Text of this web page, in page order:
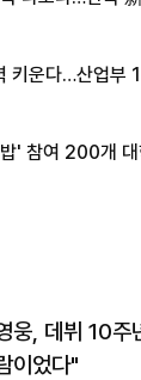
키운다…산업부
' 참여 200개 대
웅, 데뷔 10
이었다"